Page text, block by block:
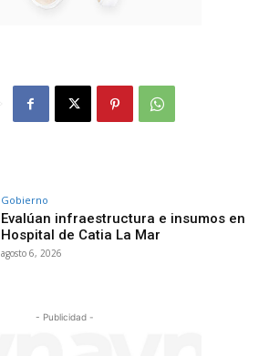
Gobierno
Evalúan infraestructura e insumos en
Hospital de Catia La Mar
agosto 6, 2026
- Publicidad -